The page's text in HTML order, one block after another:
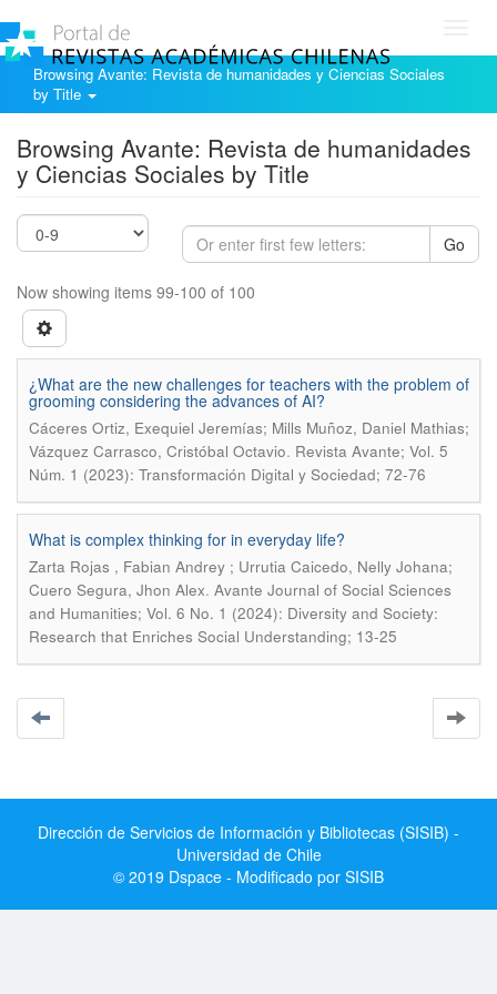
Browsing Avante: Revista de humanidades y Ciencias Sociales
by Title
Browsing Avante: Revista de humanidades
y Ciencias Sociales by Title
Go
Now showing items 99-100 of 100
¿What are the new challenges for teachers with the problem of
grooming considering the advances of AI?
Cáceres Ortiz, Exequiel Jeremías; Mills Muñoz, Daniel Mathias;
Vázquez Carrasco, Cristóbal Octavio. Revista Avante; Vol. 5
Núm. 1 (2023): Transformación Digital y Sociedad; 72-76
What is complex thinking for in everyday life?
Zarta Rojas , Fabian Andrey ; Urrutia Caicedo, Nelly Johana;
Cuero Segura, Jhon Alex. Avante Journal of Social Sciences
and Humanities; Vol. 6 No. 1 (2024): Diversity and Society:
Research that Enriches Social Understanding; 13-25
Dirección de Servicios de Información y Bibliotecas (SISIB) -
Universidad de Chile
© 2019 Dspace - Modificado por SISIB